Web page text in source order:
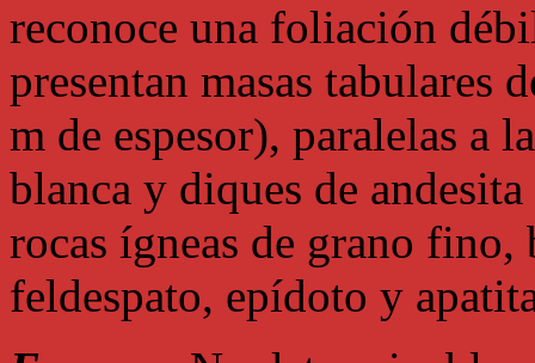
reconoce una foliación
presentan masas tabulares
m de espesor), paralelas a
blanca y diques de
rocas ígneas de grano
feldespato, epídoto y